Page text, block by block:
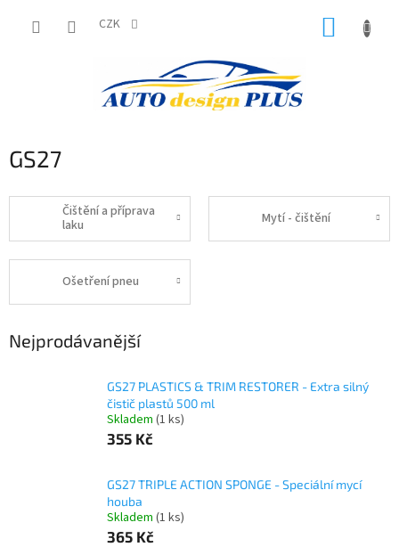
CZK
GS27
Čištění a příprava
laku
Mytí - čištění
Ošetření pneu
Nejprodávanější
GS27 PLASTICS & TRIM RESTORER - Extra silný
čistič plastů 500 ml
Skladem (1 ks)
355 Kč
GS27 TRIPLE ACTION SPONGE - Speciální mycí
houba
Skladem (1 ks)
365 Kč